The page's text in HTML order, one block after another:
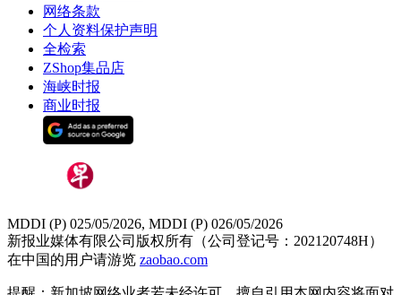
网络条款
个人资料保护声明
全检索
ZShop集品店
海峡时报
商业时报
MDDI (P) 025/05/2026, MDDI (P) 026/05/2026
新报业媒体有限公司版权所有（公司登记号：202120748H）
在中国的用户请游览 zaobao.com